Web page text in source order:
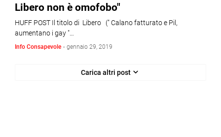
Libero non è omofobo"
HUFF POST Il titolo di Libero (" Calano fatturato e Pil,
aumentano i gay "…
Info Consapevole - gennaio 29, 2019
Carica altri post